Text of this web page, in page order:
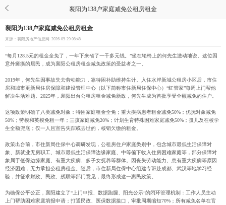
襄阳为138户家庭减免公租房租金
襄阳为138户家庭减免公租房租金
来源：襄阳房地产信息网 2026-05-29 08:48
“每月128.5元的租金全免了，一年下来省了一千多元钱。”坐在轮椅上的何先生激动地说。这位因
意外瘫痪的居民，成为襄阳公租房租金减免政策的受益者之一。
2019年，何先生因事故失去劳动能力，靠特困补助维持生计。入住水岸新城公租房小区后，市住
房和城市更新局住房保障和建设管理中心（以下简称市住新局住保中心）“红管家”每周上门帮他
解决生活难题。2025年，襄阳出台公租房租金减免新政，何先生成为首批享受全额减免的住户。
这项政策明确了八类减免对象：特困家庭租金全免；重大疾病患者租金减免50%；优抚对象减免
50%；劳模和英模免租一年；三孩家庭减免20%；计划生育特殊困难家庭减免50%；孤儿及在校学
生全额兜底；仅一人且宣告失踪或去世的，核销欠缴的租金。
政策出台前，市住新局住保中心调研发现，公租房住户家庭类别中，包含城市最低生活保障对
象、新就业无房职工、城市最低生活保障边缘家庭、中等偏下收入住房困难家庭等，部分保障对
象属于低保边缘家庭、有重大疾病、多子女抚养等群体。因丧失劳动能力、患有重大疾病等原因
经济困难，无力承担公租房租金。随后，市住新局住保中心组建专班赴成都、武汉等地学习经
验，并征求财政、民政、残联等部门意见，最终形成这一惠民政策。
为确保公平公正，襄阳建立了“上门申报、数据跑腿、阳光公示”的闭环管理机制：工作人员主动
上门帮助困难家庭填报申请；打通民政、医保数据接口，审批周期缩短70%；所有减免名单在官